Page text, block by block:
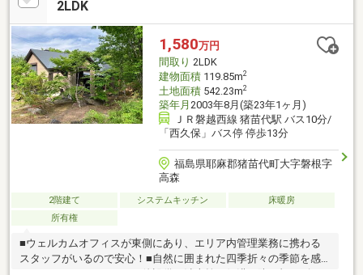
2LDK
1,580万円
間取り 2LDK
建物面積119.85m2
土地面積542.23m2
築年月 2003年8月(築23年1ヶ月)
ＪＲ磐越西線 猪苗代駅 バス10分/
「西久保」バス停 停歩13分
福島県耶麻郡猪苗代町大字磐根字
高森
2階建て システムキッチン
床暖房
所有権
■ウェルカムオフィスが東側にあり、エリア内管理業務に携わる
スタッフがいるので安心！■自然に囲まれた四季折々の季節を感